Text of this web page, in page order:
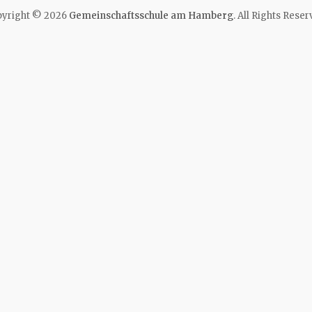
© 2026 Gemeinschaftsschule am Hamberg. All Rights